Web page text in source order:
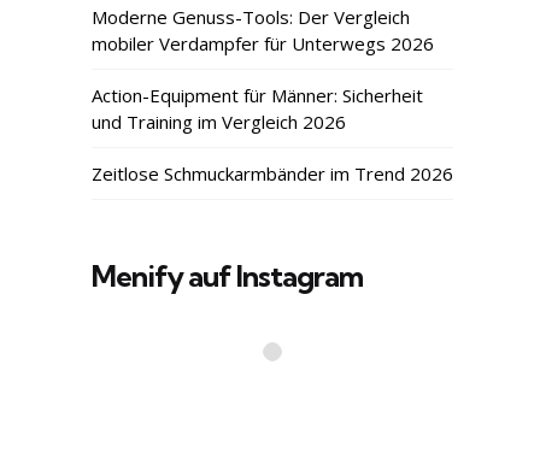
Moderne Genuss-Tools: Der Vergleich
mobiler Verdampfer für Unterwegs 2026
Action-Equipment für Männer: Sicherheit
und Training im Vergleich 2026
Zeitlose Schmuckarmbänder im Trend 2026
Menify auf Instagram